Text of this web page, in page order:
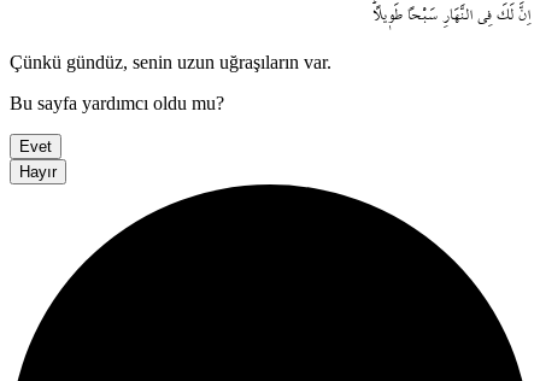
اِنَّ لَكَ فِي النَّهَارِ سَبْحاً طَو۪يلاًۜ
Çünkü gündüz, senin uzun uğraşıların var.
Bu sayfa yardımcı oldu mu?
Evet
Hayır